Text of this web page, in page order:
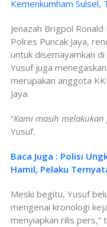
Kemenkumham Sulsel,
Jenazah Brigpol
Polres Puncak Jaya,
untuk disemayamkan
Yusuf juga
merupakan anggota
Jaya.
“Kami masih
Yusuf.
Baca Juga : Polisi
Hamil, Pelaku
Meski begitu, Yusuf
mengenai kronologi
menyiapkan rilis pers,”